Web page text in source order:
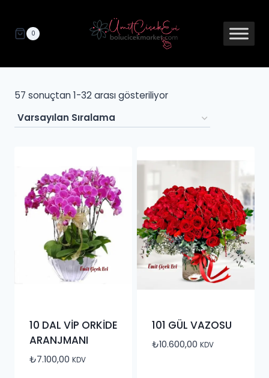
0
57 sonuçtan 1-32 arası gösteriliyor
10 DAL VİP ORKİDE
ARANJMANI
₺7.100,00 KDV
101 GÜL VAZOSU
₺10.600,00 KDV